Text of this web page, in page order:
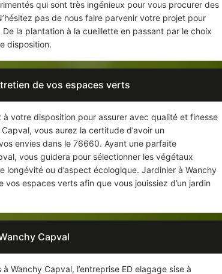
qui sont très ingénieux pour vous procurer des
pas de nous faire parvenir votre projet pour
la plantation à la cueillette en passant par le choix
disposition.
de vos espaces verts
à votre disposition pour assurer avec qualité et finesse
vous aurez la certitude d’avoir un
envies dans le 76660. Ayant une parfaite
vous guidera pour sélectionner les végétaux
longévité ou d’aspect écologique. Jardinier à Wanchy
espaces verts afin que vous jouissiez d’un jardin
Capval
Wanchy Capval, l’entreprise ED elagage sise à